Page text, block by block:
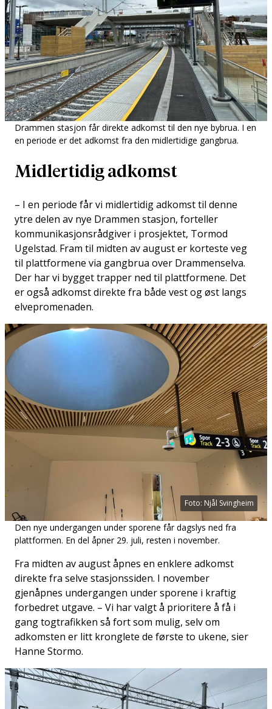
Drammen stasjon får direkte adkomst til den nye bybrua. I en
en periode er det adkomst fra den midlertidige gangbrua.
Midlertidig adkomst
– I en periode får vi midlertidig adkomst til denne
ytre delen av nye Drammen stasjon, forteller
kommunikasjonsrådgiver i prosjektet, Tormod
Ugelstad. Fram til midten av august er korteste veg
til plattformene via gangbrua over Drammenselva.
Der har vi bygget trapper ned til plattformene. Det
er også adkomst direkte fra både vest og øst langs
elvepromenaden.
Foto: Njål Svingheim
Den nye undergangen under sporene får dagslys ned fra
plattformen. En del åpner 29. juli, resten i november.
Fra midten av august åpnes en enklere adkomst
direkte fra selve stasjonssiden. I november
gjenåpnes undergangen under sporene i kraftig
forbedret utgave. – Vi har valgt å prioritere å få i
gang togtrafikken så fort som mulig, selv om
adkomsten er litt kronglete de første to ukene, sier
Hanne Stormo.